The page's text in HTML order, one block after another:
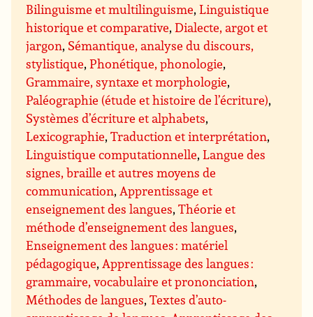
Bilinguisme et multilinguisme,Linguistique
historique et comparative,Dialecte, argot et
jargon, Sémantique, analyse du discours,
stylistique,Phonétique, phonologie,
Grammaire, syntaxe et morphologie,
Paléographie (étude et histoire de l’écriture),
Systèmes d’écriture et alphabets,
Lexicographie,Traduction et interprétation,
Linguistique computationnelle,Langue des
signes, braille et autres moyens de
communication,Apprentissage et
enseignement des langues,Théorie et
méthode d’enseignement des langues,
Enseignement des langues : matériel
pédagogique,Apprentissage des langues :
grammaire, vocabulaire et prononciation,
Méthodes de langues,Textes d’auto-